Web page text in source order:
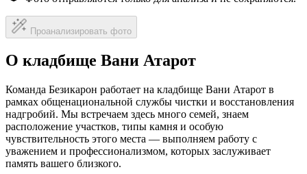
Проанализировать фото
О кладбище Вани Атарот
Команда Безикарон работает на кладбище Вани Атарот в
рамках общенациональной службы чистки и восстановления
надгробий. Мы встречаем здесь много семей, знаем
расположение участков, типы камня и особую
чувствительность этого места — выполняем работу с
уважением и профессионализмом, которых заслуживает
память вашего близкого.